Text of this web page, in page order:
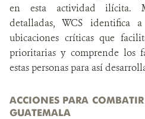
en esta actividad ilícita.
detalladas, WCS identifica
ubicaciones críticas que
prioritarias y comprende los
estas personas para así
ACCIONES PARA
GUATEMALA